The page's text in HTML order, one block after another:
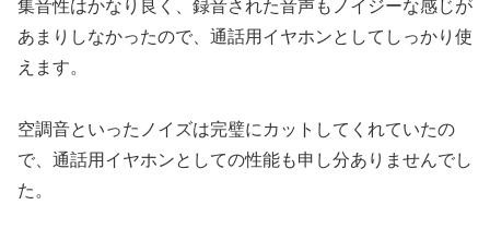
集音性はかなり良く、録音された音声もノイジーな感じが
あまりしなかったので、通話用イヤホンとしてしっかり使
えます。
空調音といったノイズは完璧にカットしてくれていたの
で、通話用イヤホンとしての性能も申し分ありませんでし
た。